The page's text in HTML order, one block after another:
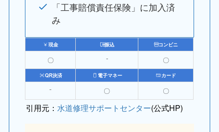
「工事賠償責任保険」に加入済
み
現金 振込 コンビニ
〇 ⁻ 〇
QR決済 電子マネー カード
⁻ 〇 〇
引用元：水道修理サポートセンター(公式HP)